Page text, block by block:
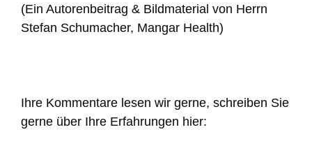
(Ein Autorenbeitrag & Bildmaterial von Herrn
Stefan Schumacher, Mangar Health)
Ihre Kommentare lesen wir gerne, schreiben Sie
gerne über Ihre Erfahrungen hier: